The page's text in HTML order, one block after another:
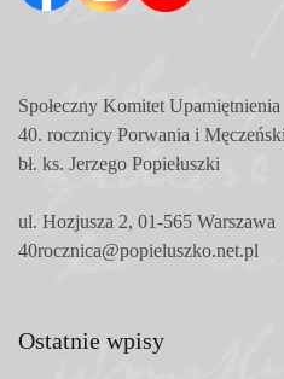
Społeczny Komitet Upamiętnienia
40. rocznicy Porwania i
bł. ks. Jerzego Popiełuszki
ul. Hozjusza 2, 01-565 Warszawa
40rocznica@popieluszko.net.pl
Ostatnie wpisy